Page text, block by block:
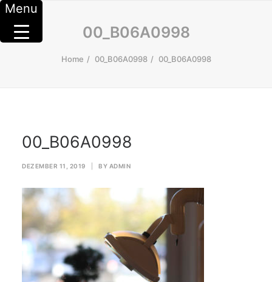
00_B06A0998
Home 00_B06A0998 00_B06A0998
00_B06A0998
DEZEMBER 11, 2019 BY ADMIN
Menu